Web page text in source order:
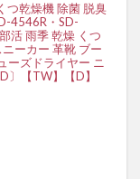
つ乾燥機 除菌 脱臭
4546R・SD-
活 雨季 乾燥 くつ
ーカー 革靴 ブー
ーズドライヤー ニ
〕【TW】【D】